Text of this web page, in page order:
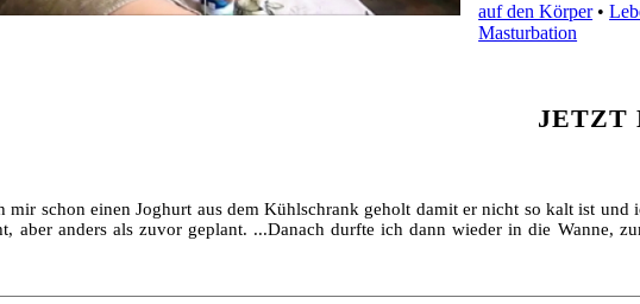
auf den Körper•
Masturbation
JETZT
mir schon einen Joghurt aus dem Kühlschrank geholt damit er nicht so kalt ist und
aber anders als zuvor geplant. ...Danach durfte ich dann wieder in die Wanne,